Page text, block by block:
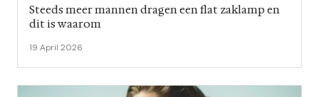
Steeds meer mannen dragen een flat zaklamp en
dit is waarom
19 April 2026